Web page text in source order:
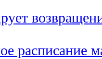
расписание